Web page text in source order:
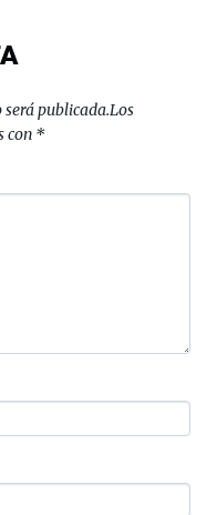
publicada.Los
con *